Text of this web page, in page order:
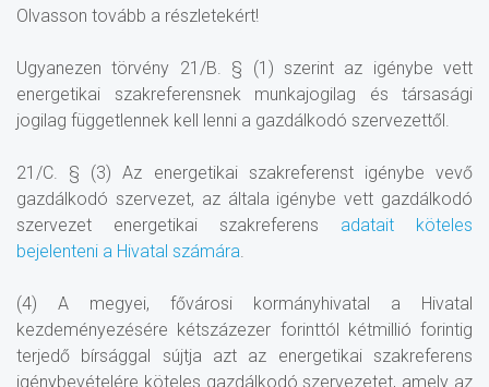
Olvasson tovább a részletekért!
Ugyanezen törvény 21/B. § (1) szerint az igénybe vett
energetikai szakreferensnek munkajogilag és társasági
jogilag függetlennek kell lenni a gazdálkodó szervezettől.
21/C. § (3) Az energetikai szakreferenst igénybe vevő
gazdálkodó szervezet, az általa igénybe vett gazdálkodó
szervezet energetikai szakreferens adatait köteles
bejelenteni a Hivatal számára.
(4) A megyei, fővárosi kormányhivatal a Hivatal
kezdeményezésére kétszázezer forinttól kétmillió forintig
terjedő bírsággal sújtja azt az energetikai szakreferens
igénybevételére köteles gazdálkodó szervezetet, amely az